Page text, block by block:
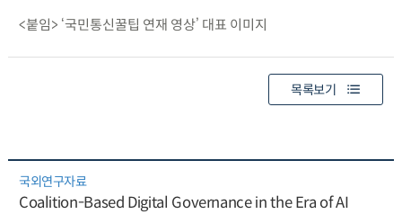
<붙임> ‘국민통신꿀팁 연재 영상’ 대표 이미지
목록보기
국외연구자료
Coalition-Based Digital Governance in the Era of AI